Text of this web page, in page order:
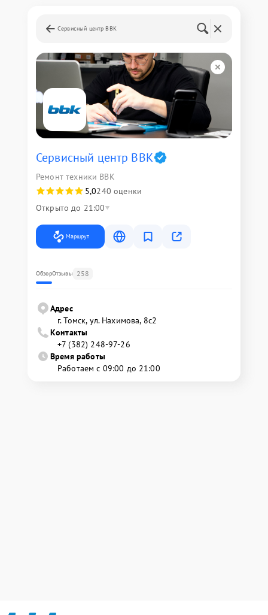
Сервисный центр BBK
Сервисный центр BBK
Ремонт техники BBK
5,0240 оценки
Открыто до 21:00
Маршрут
ОбзорОтзывы 258
Адрес
г. Томск, ул. Нахимова, 8с2
Контакты
+7 (382) 248-97-26
Время работы
Работаем с 09:00 до 21:00